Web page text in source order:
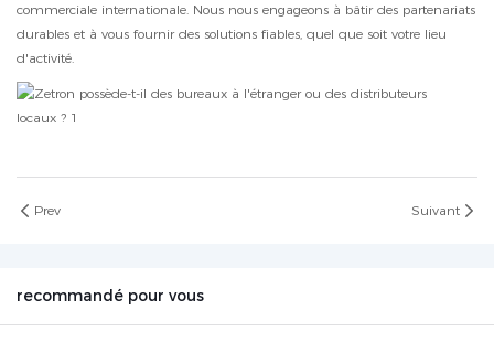
commerciale internationale. Nous nous engageons à bâtir des partenariats
durables et à vous fournir des solutions fiables, quel que soit votre lieu
d'activité.
Prev Suivant
recommandé pour vous